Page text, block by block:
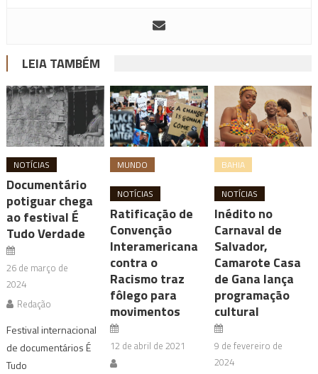
LEIA TAMBÉM
NOTÍCIAS
Documentário
potiguar chega
ao festival É
Tudo Verdade
26 de março de
2024
Redação
Festival internacional
de documentários É
Tudo
MUNDO
NOTÍCIAS
Ratificação de
Convenção
Interamericana
contra o
Racismo traz
fôlego para
movimentos
12 de abril de 2021
BAHIA
NOTÍCIAS
Inédito no
Carnaval de
Salvador,
Camarote Casa
de Gana lança
programação
cultural
9 de fevereiro de
2024